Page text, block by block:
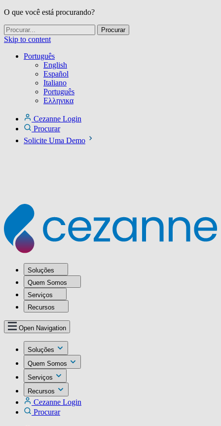
O que você está procurando?
Skip to content
Português
English
Español
Italiano
Português
Ελληνικα
Cezanne Login
Procurar
Solicite Uma Demo
Soluções
Quem Somos
Serviços
Recursos
Open Navigation
Soluções
Quem Somos
Serviços
Recursos
Cezanne Login
Procurar